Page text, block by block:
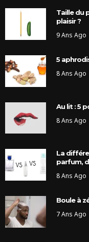
Taille du
plaisir ?
9 Ans Ago
5
8 Ans Ago
Au lit : 5
8 Ans Ago
La
parfum,
8 Ans Ago
Boule à
7 Ans Ago